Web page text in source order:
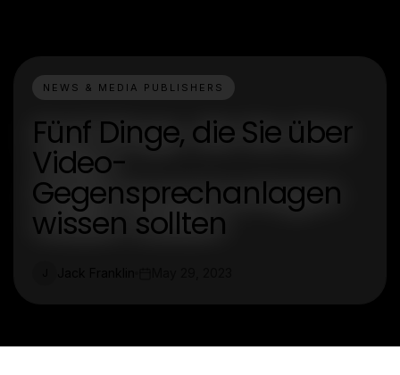
NEWS & MEDIA PUBLISHERS
Fünf Dinge, die Sie über
Video-
Gegensprechanlagen
wissen sollten